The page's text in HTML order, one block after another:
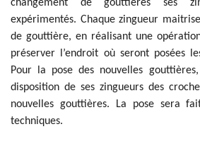
changement de gouttières ses
expérimentés. Chaque zingueur
de gouttière, en réalisant une
préserver l’endroit où seront posées
Pour la pose des nouvelles
disposition de ses zingueurs des
nouvelles gouttières. La pose sera
techniques.